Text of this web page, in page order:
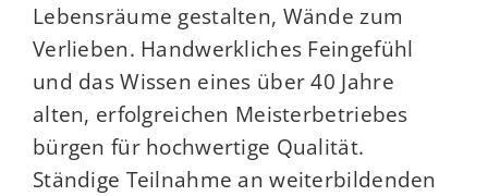
Lebensräume gestalten, Wände zum
Verlieben. Handwerkliches Feingefühl
und das Wissen eines über 40 Jahre
alten, erfolgreichen Meisterbetriebes
bürgen für hochwertige Qualität.
Ständige Teilnahme an weiterbildenden